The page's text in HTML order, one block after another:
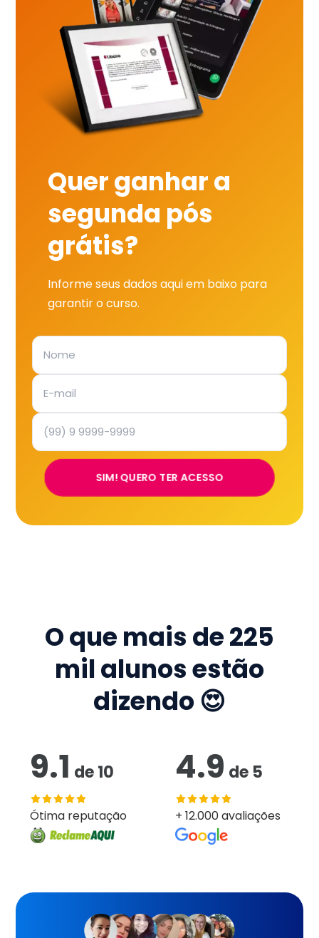
Quer ganhar a
segunda pós
grátis?
Informe seus dados aqui em baixo para
garantir o curso.
SIM! QUERO TER ACESSO
O que mais de225
mil alunos estão
dizendo 😍
9.1 de10
Ótima reputação
4.9 de 5
+ 12.000 avaliações